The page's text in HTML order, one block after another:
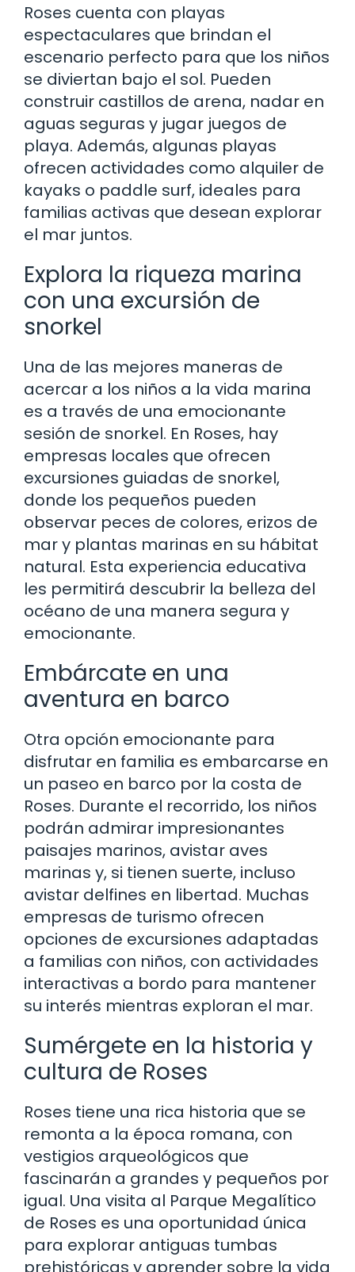
Roses cuenta con playas
espectaculares que brindan el
escenario perfecto para que los niños
se diviertan bajo el sol. Pueden
construir castillos de arena, nadar en
aguas seguras y jugar juegos de
playa. Además, algunas playas
ofrecen actividades como alquiler de
kayaks o paddle surf, ideales para
familias activas que desean explorar
el mar juntos.
Explora la riqueza marina
con una excursión de
snorkel
Una de las mejores maneras de
acercar a los niños a la vida marina
es a través de una emocionante
sesión de snorkel. En Roses, hay
empresas locales que ofrecen
excursiones guiadas de snorkel,
donde los pequeños pueden
observar peces de colores, erizos de
mar y plantas marinas en su hábitat
natural. Esta experiencia educativa
les permitirá descubrir la belleza del
océano de una manera segura y
emocionante.
Embárcate en una
aventura en barco
Otra opción emocionante para
disfrutar en familia es embarcarse en
un paseo en barco por la costa de
Roses. Durante el recorrido, los niños
podrán admirar impresionantes
paisajes marinos, avistar aves
marinas y, si tienen suerte, incluso
avistar delfines en libertad. Muchas
empresas de turismo ofrecen
opciones de excursiones adaptadas
a familias con niños, con actividades
interactivas a bordo para mantener
su interés mientras exploran el mar.
Sumérgete en la historia y
cultura de Roses
Roses tiene una rica historia que se
remonta a la época romana, con
vestigios arqueológicos que
fascinarán a grandes y pequeños por
igual. Una visita al Parque Megalítico
de Roses es una oportunidad única
para explorar antiguas tumbas
prehistóricas y aprender sobre la vida